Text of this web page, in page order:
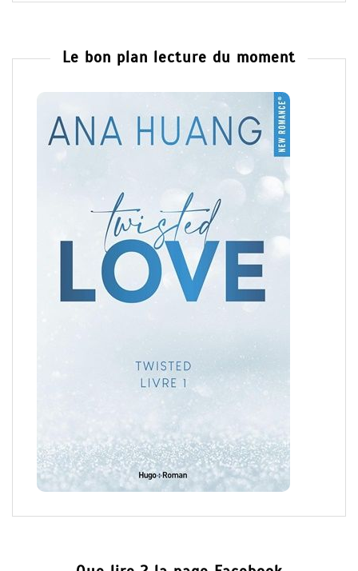
Le bon plan lecture du moment